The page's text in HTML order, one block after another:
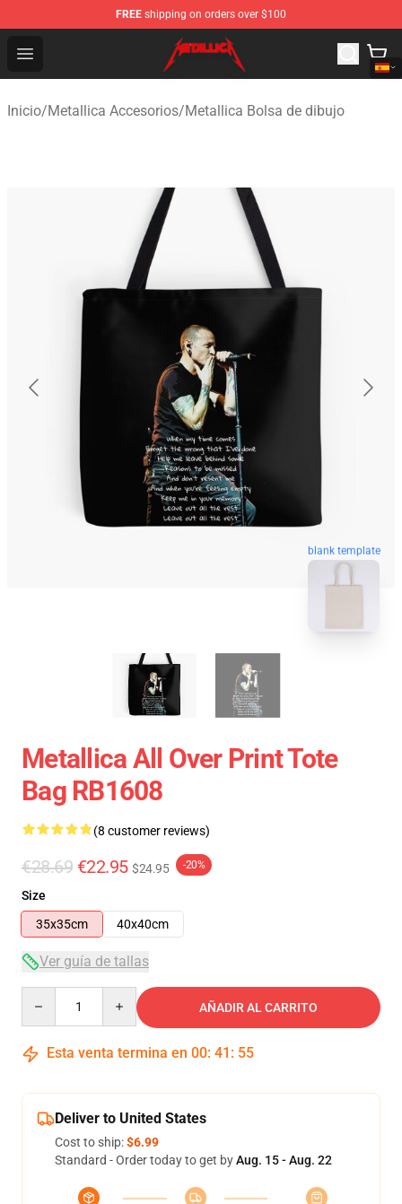
FREE shipping on orders over $100
Open menu
Metallica Store - Official Metallica Merchandise Shop
Inicio/Metallica Accesorios/Metallica Bolsa de dibujo
blank template
Metallica All Over Print Tote
Bag RB1608
(8 customer reviews)
€28.69 €22.95 $24.95 -20%
Size
35x35cm
40x40cm
Ver guía de tallas
AÑADIR AL CARRITO
Esta venta termina en 00: 41 : 54
Deliver to United States
Cost to ship:$6.99
Standard - Order today to get byAug. 15 - Aug. 22